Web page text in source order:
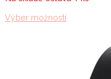
na
stránke
Výber možnostíTento
variantov.
Možnosti